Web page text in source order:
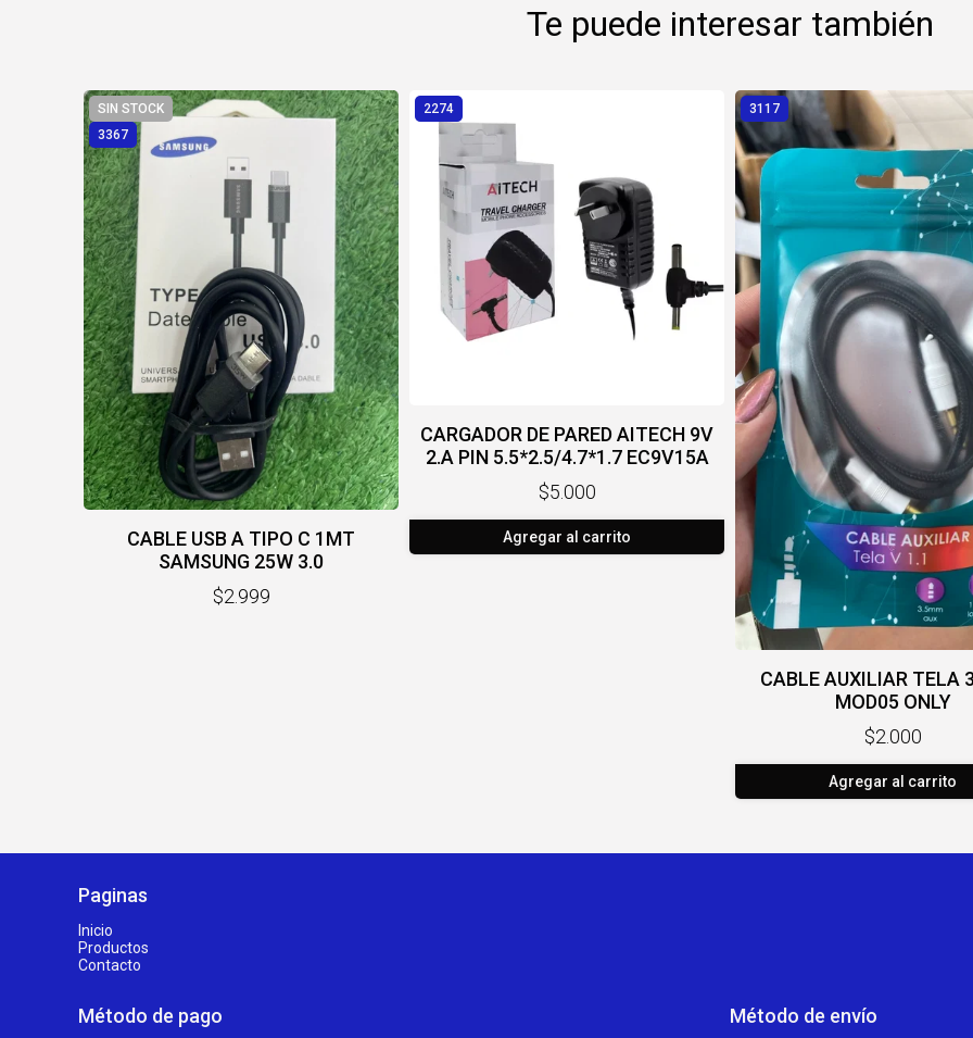
Te puede interesar también
SIN STOCK
3367
CABLE USB A TIPO C 1MT
SAMSUNG 25W 3.0
$2.999
2274
CARGADOR DE PARED AITECH 9V
2.A PIN 5.5*2.5/4.7*1.7 EC9V15A
$5.000
Agregar al carrito
3117
CABLE AUXILIAR TELA
MOD05 ONLY
$2.000
Agregar al carrito
Paginas
Inicio
Productos
Contacto
Método de pago Método de envío